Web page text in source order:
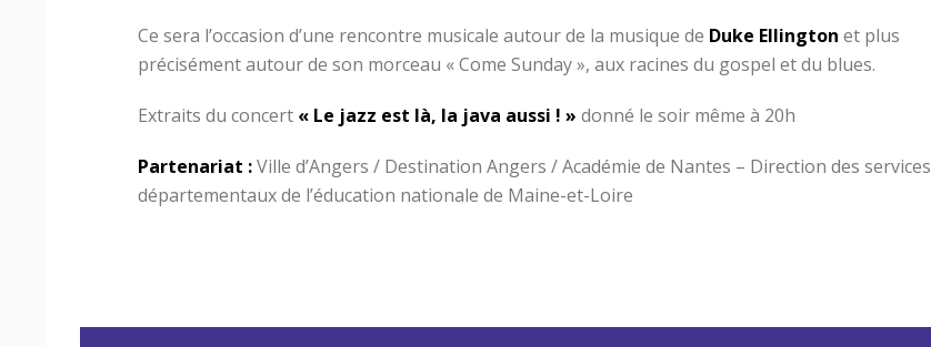
Ce sera l’occasion d’une rencontre musicale autour de la musique de Duke Ellington et plus
précisément autour de son morceau « Come Sunday », aux racines du gospel et du blues.
Extraits du concert « Le jazz est là, la java aussi ! »donné le soir même à 20h
Partenariat :Ville d’Angers / Destination Angers / Académie de Nantes – Direction des services
départementaux de l’éducation nationale de Maine-et-Loire